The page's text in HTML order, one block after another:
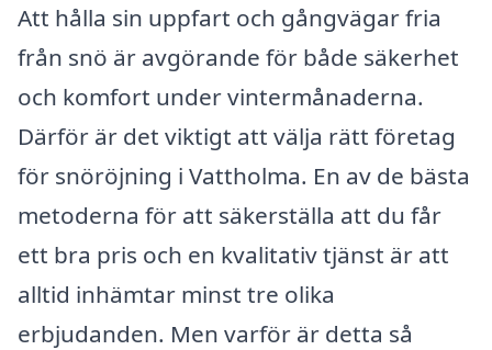
Att hålla sin uppfart och gångvägar fria
från snö är avgörande för både säkerhet
och komfort under vintermånaderna.
Därför är det viktigt att välja rätt företag
för snöröjning i Vattholma. En av de bästa
metoderna för att säkerställa att du får
ett bra pris och en kvalitativ tjänst är att
alltid inhämtar minst tre olika
erbjudanden. Men varför är detta så